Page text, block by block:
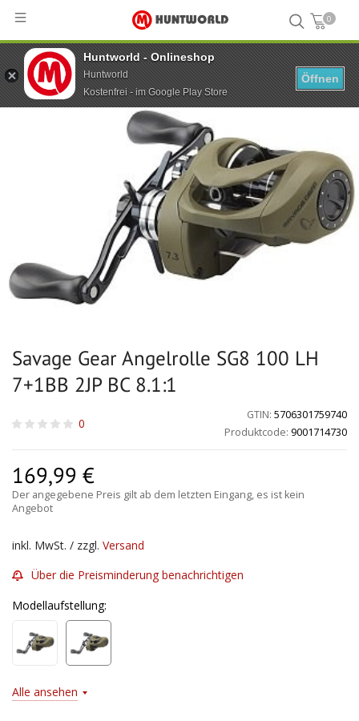
0
Hauptseite ... Savage Gear Angelrolle SG8 100 LH 7+1BB 2JP BC 8.1:1
Savage Gear Angelrolle SG8 100 LH
7+1BB 2JP BC 8.1:1
GTIN: 5706301759740
Produktcode: 9001714730
0
169,99 €
Der angegebene Preis gilt ab dem letzten Eingang, es ist kein
Angebot
inkl. MwSt. / zzgl. Versand
Über die Preisminderung benachrichtigen
Modellaufstellung:
Alle ansehen
Huntworld - Onlineshop
Huntworld
Kostenfrei - im Google Play Store
Öffnen